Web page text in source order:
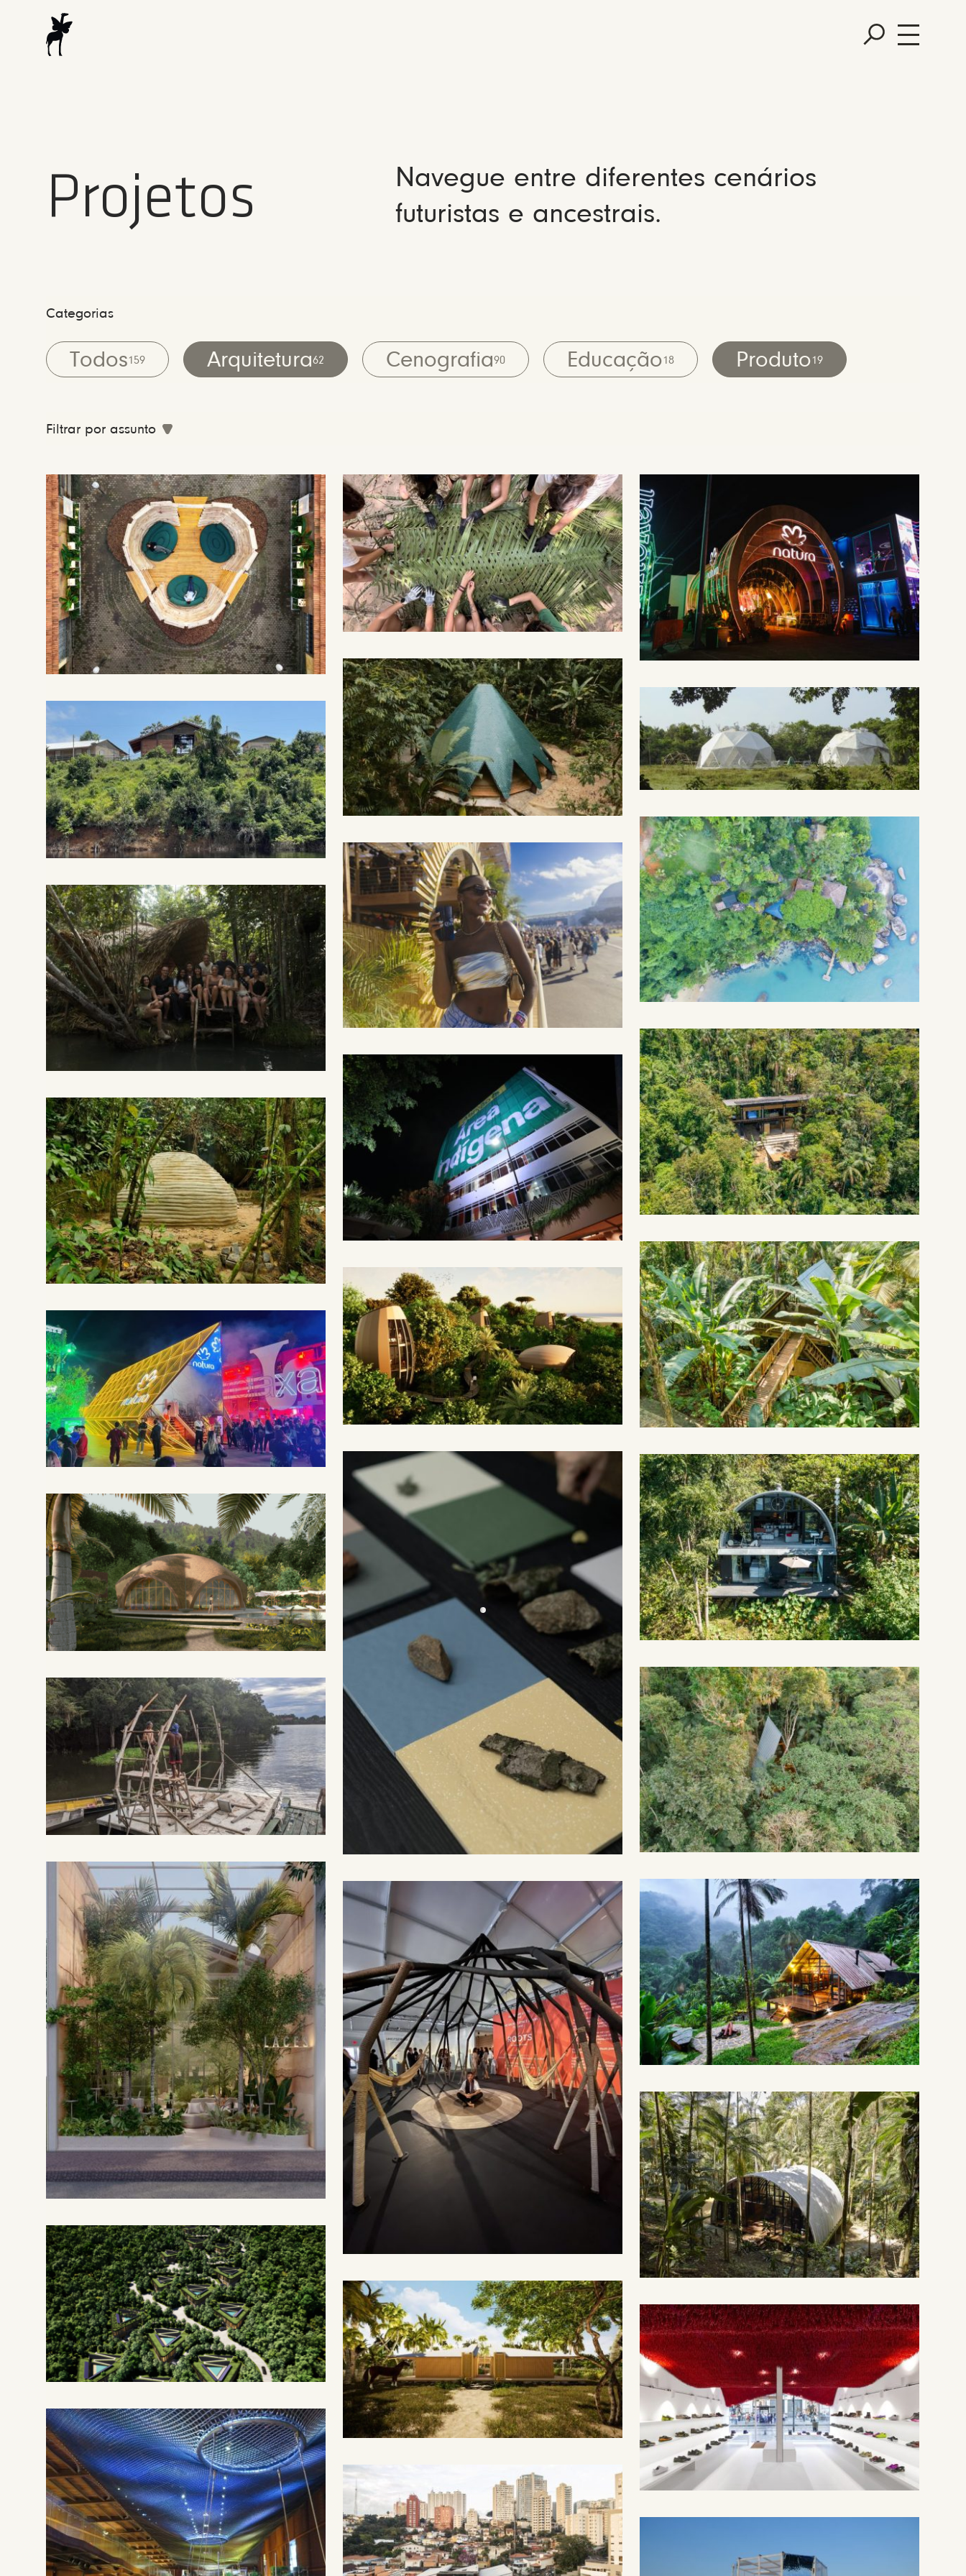
Projetos
Navegue entre diferentes cenários
futuristas e ancestrais.
Categorias
Todos159 Arquitetura62 Cenografia90 Educação18 Produto19
Filtrar por assunto